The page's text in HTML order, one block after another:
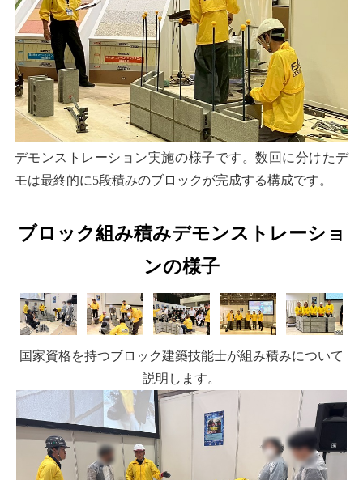
デモンストレーション実施の様子です。数回に分けたデ
モは最終的に5段積みのブロックが完成する構成です。
ブロック組み積みデモンストレーショ
ンの様子
国家資格を持つブロック建築技能士が組み積みについて
説明します。